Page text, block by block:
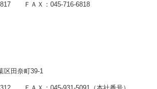
ＦＡＸ：045-716-6818
区田奈町39-1